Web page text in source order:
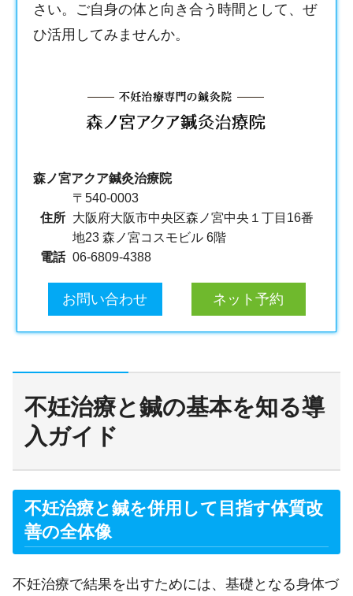
さい。ご自身の体と向き合う時間として、ぜ
ひ活用してみませんか。
森ノ宮アクア鍼灸治療院
住所
〒540-0003
大阪府大阪市中央区森ノ宮中央１丁目16番
地23 森ノ宮コスモビル 6階
電話 06-6809-4388
お問い合わせ ネット予約
不妊治療と鍼の基本を知る導
入ガイド
不妊治療と鍼を併用して目指す体質改
善の全体像
不妊治療で結果を出すためには、基礎となる身体づ